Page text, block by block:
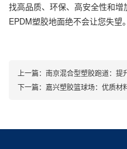
找高品质、环保、高安全性和
EPDM塑胶地面绝不会让您失望。
上一篇： 南京混合型塑胶跑道：提
下一篇： 嘉兴塑胶篮球场：优质材